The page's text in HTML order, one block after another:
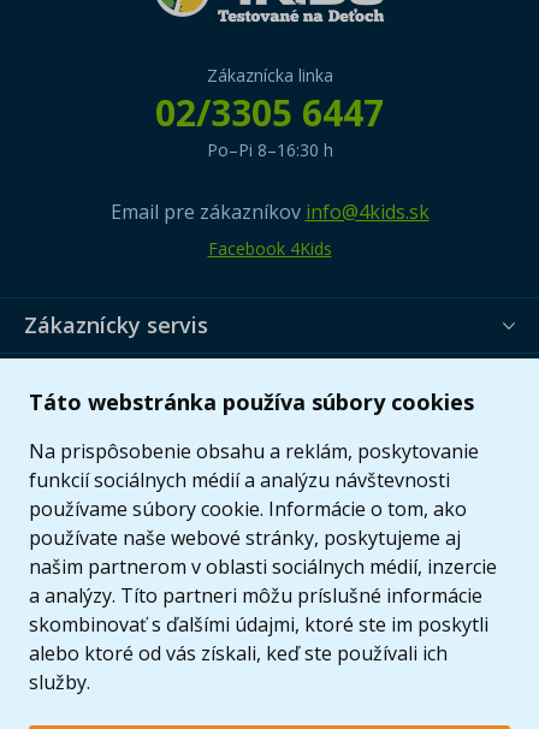
Táto webstránka používa súbory cookies
Na prispôsobenie obsahu a reklám, poskytovanie
funkcií sociálnych médií a analýzu návštevnosti
používame súbory cookie. Informácie o tom, ako
používate naše webové stránky, poskytujeme aj
našim partnerom v oblasti sociálnych médií, inzercie
a analýzy. Títo partneri môžu príslušné informácie
skombinovať s ďalšími údajmi, ktoré ste im poskytli
alebo ktoré od vás získali, keď ste používali ich
služby.
Zákaznícka linka
02/3305 6447
Po–Pi 8–16:30 h
Email pre zákazníkov info@4kids.sk
Facebook 4Kids
Zákaznícky servis